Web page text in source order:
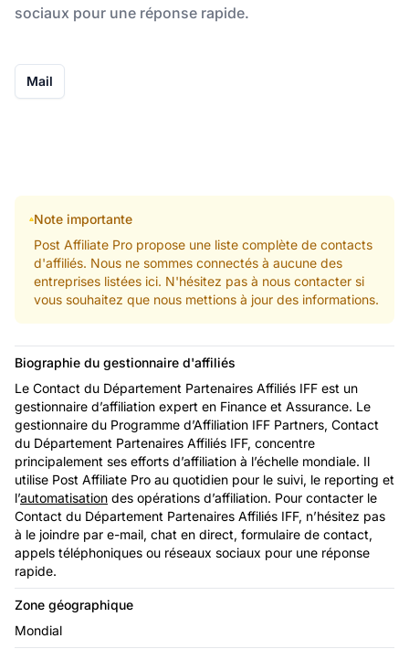
sociaux pour une réponse rapide.
Mail
Note importante
Post Affiliate Pro propose une liste complète de contacts
d'affiliés. Nous ne sommes connectés à aucune des
entreprises listées ici. N'hésitez pas à nous contacter si
vous souhaitez que nous mettions à jour des informations.
Biographie du gestionnaire d'affiliés
Le Contact du Département Partenaires Affiliés IFF est un
gestionnaire d’affiliation expert en Finance et Assurance. Le
gestionnaire du Programme d’Affiliation IFF Partners, Contact
du Département Partenaires Affiliés IFF, concentre
principalement ses efforts d’affiliation à l’échelle mondiale. Il
utilise Post Affiliate Pro au quotidien pour le suivi, le reporting et
l’automatisation des opérations d’affiliation. Pour contacter le
Contact du Département Partenaires Affiliés IFF, n’hésitez pas
à le joindre par e-mail, chat en direct, formulaire de contact,
appels téléphoniques ou réseaux sociaux pour une réponse
rapide.
Zone géographique
Mondial